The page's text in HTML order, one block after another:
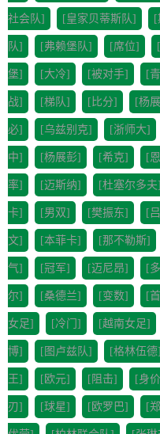
社会队] [皇家贝蒂斯队] [
队] [弗赖堡队] [席位]
堡] [大冷] [被对手] [
战] [梯队] [比分] [杨
必] [乌兹别克] [浙师大]
中] [杨展彭] [希克] [
率] [迈斯纳] [杜塞尔多夫]
卡] [男双] [樊振东] [
文] [本菲卡] [那不勒斯]
气] [冠军] [迈尼昂] [
尔] [桑德兰] [变数] [
女足] [冷门] [越南女足]
博] [图卢兹队] [格林伍德]
王] [欧元] [阻击] [身
刃] [球星] [欧罗巴] [